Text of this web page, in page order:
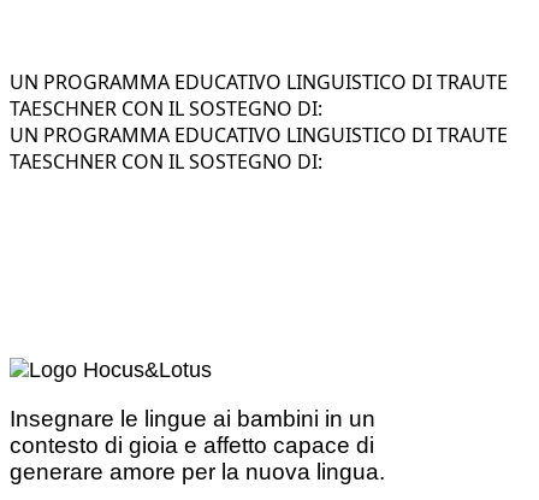
UN PROGRAMMA EDUCATIVO LINGUISTICO DI TRAUTE
TAESCHNER CON IL SOSTEGNO DI:
UN PROGRAMMA EDUCATIVO LINGUISTICO DI TRAUTE
TAESCHNER CON IL SOSTEGNO DI:
Insegnare le lingue ai bambini in un
contesto di gioia e affetto capace di
generare amore per la nuova lingua.